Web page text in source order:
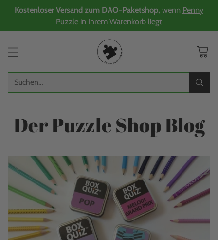
Kostenloser Versand zum DAO-Paketshop, wenn Penny
Puzzle in Ihrem Warenkorb liegt
Suchen…
Der Puzzle Shop Blog